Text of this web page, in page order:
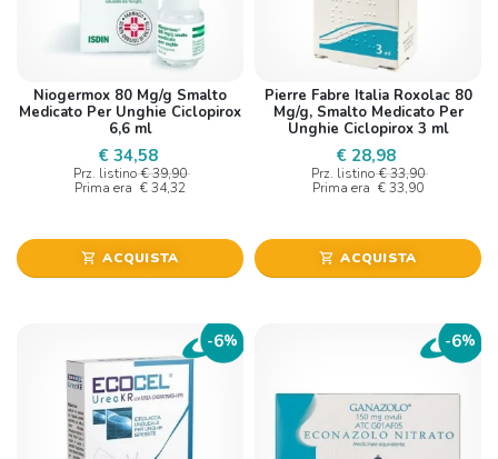
Niogermox 80 Mg/g Smalto
Medicato Per Unghie Ciclopirox
6,6 ml
€ 34,58
Prz. listino € 39,90
Prima era € 34,32
shopping_cart ACQUISTA
Pierre Fabre Italia Roxolac 80
Mg/g, Smalto Medicato Per
Unghie Ciclopirox 3 ml
€ 28,98
Prz. listino € 33,90
Prima era € 33,90
shopping_cart ACQUISTA
-6% -6%